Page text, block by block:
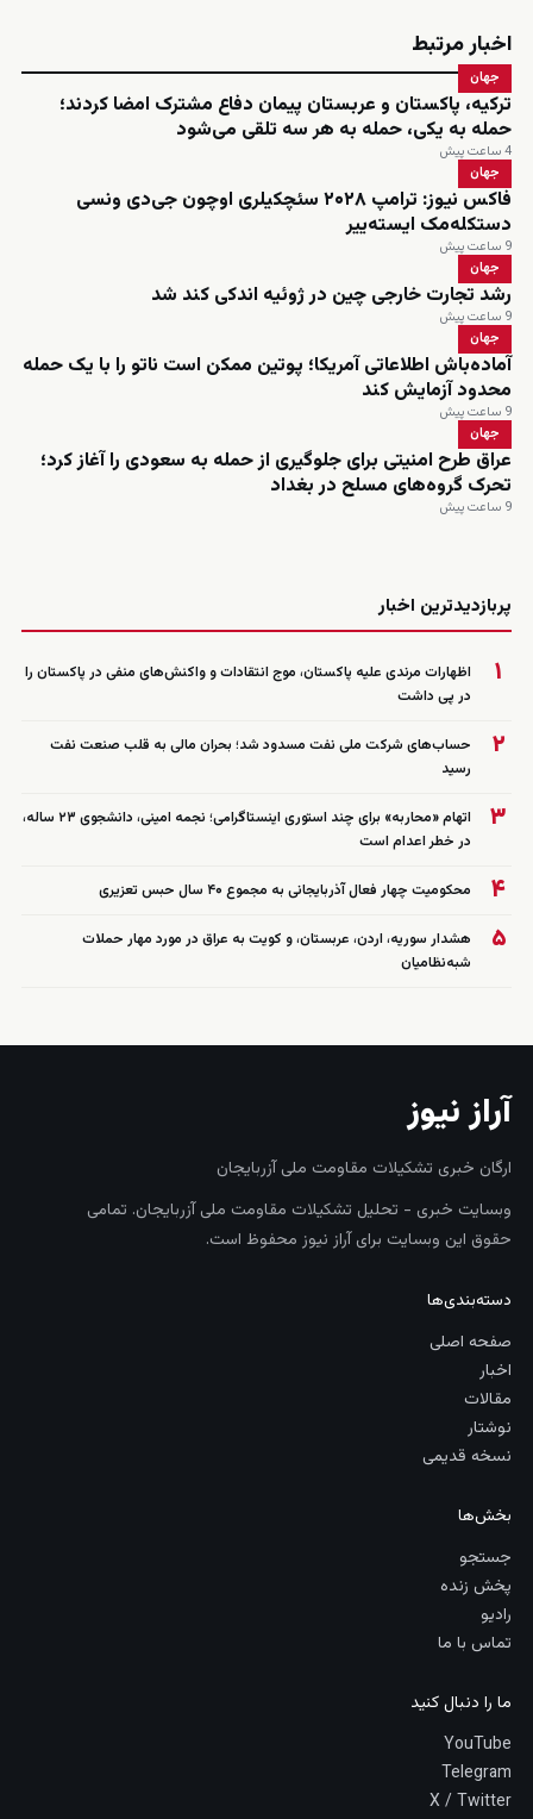
اخبار مرتبط
جهان
ترکیه، پاکستان و عربستان پیمان دفاع مشترک امضا کردند؛
حمله به یکی، حمله به هر سه تلقی می‌شود
4 ساعت پیش
جهان
فاکس نیوز: ترامپ ۲۰۲۸ سئچکیلری اوچون جی‌دی ونسی
دستکله‌مک ایسته‌ییر
9 ساعت پیش
جهان
رشد تجارت خارجی چین در ژوئیه اندکی کند شد
9 ساعت پیش
جهان
آماده‌باش اطلاعاتی آمریکا؛ پوتین ممکن است ناتو را با یک حمله
محدود آزمایش کند
9 ساعت پیش
جهان
عراق طرح امنیتی برای جلوگیری از حمله به سعودی را آغاز کرد؛
تحرک گروه‌های مسلح در بغداد
9 ساعت پیش
پربازدیدترین اخبار
۱
اظهارات مرندی علیه پاکستان، موج انتقادات و واکنش‌های منفی در پاکستان را
در پی داشت
۲
حساب‌های شرکت ملی نفت مسدود شد؛ بحران مالی به قلب صنعت نفت
رسید
۳
اتهام «محاربه» برای چند استوری اینستاگرامی؛ نجمه امینی، دانشجوی ۲۳ ساله،
در خطر اعدام است
۴ محکومیت چهار فعال آذربایجانی به مجموع ۴۰ سال حبس تعزیری
۵
هشدار سوریه، اردن، عربستان، و کویت به عراق در مورد مهار حملات
شبه‌نظامیان
آراز نیوز
ارگان خبری تشکیلات مقاومت ملی آزربایجان
وبسایت خبری - تحلیل تشکیلات مقاومت ملی آزربایجان. تمامی
حقوق این وبسایت برای آراز نیوز محفوظ است.
دسته‌بندی‌ها
صفحه اصلی
اخبار
مقالات
نوشتار
نسخه قدیمی
بخش‌ها
جستجو
پخش زنده
رادیو
تماس با ما
ما را دنبال کنید
YouTube
Telegram
X / Twitter